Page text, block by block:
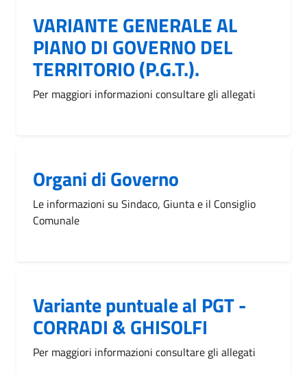
VARIANTE GENERALE AL
PIANO DI GOVERNO DEL
TERRITORIO (P.G.T.).
Per maggiori informazioni consultare gli allegati
Organi di Governo
Le informazioni su Sindaco, Giunta e il Consiglio
Comunale
Variante puntuale al PGT -
CORRADI & GHISOLFI
Per maggiori informazioni consultare gli allegati